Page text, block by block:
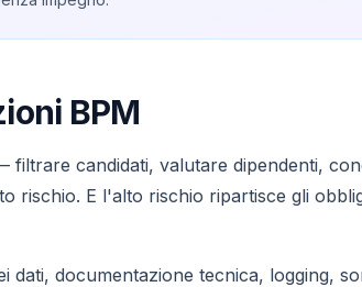
BPM
filtrare candidati, valutare dipendenti,
rischio. E l'alto rischio ripartisce gli
dati, documentazione tecnica, logging,